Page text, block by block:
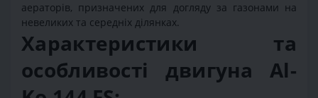
аераторів, призначених для догляду за газонами на
невеликих та середніх ділянках.
Характеристики та
особливості двигуна Al-